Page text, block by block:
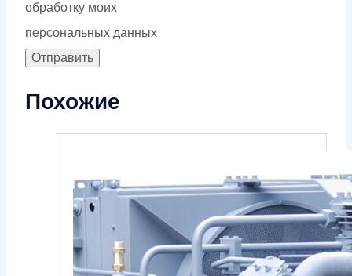
обработку моих
персональных данных
Похожие